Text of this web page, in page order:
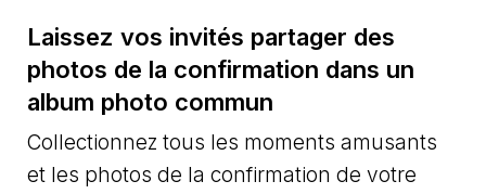
Laissez vos invités partager des
photos de la confirmation dans un
album photo commun
Collectionnez tous les moments amusants
et les photos de la confirmation de votre